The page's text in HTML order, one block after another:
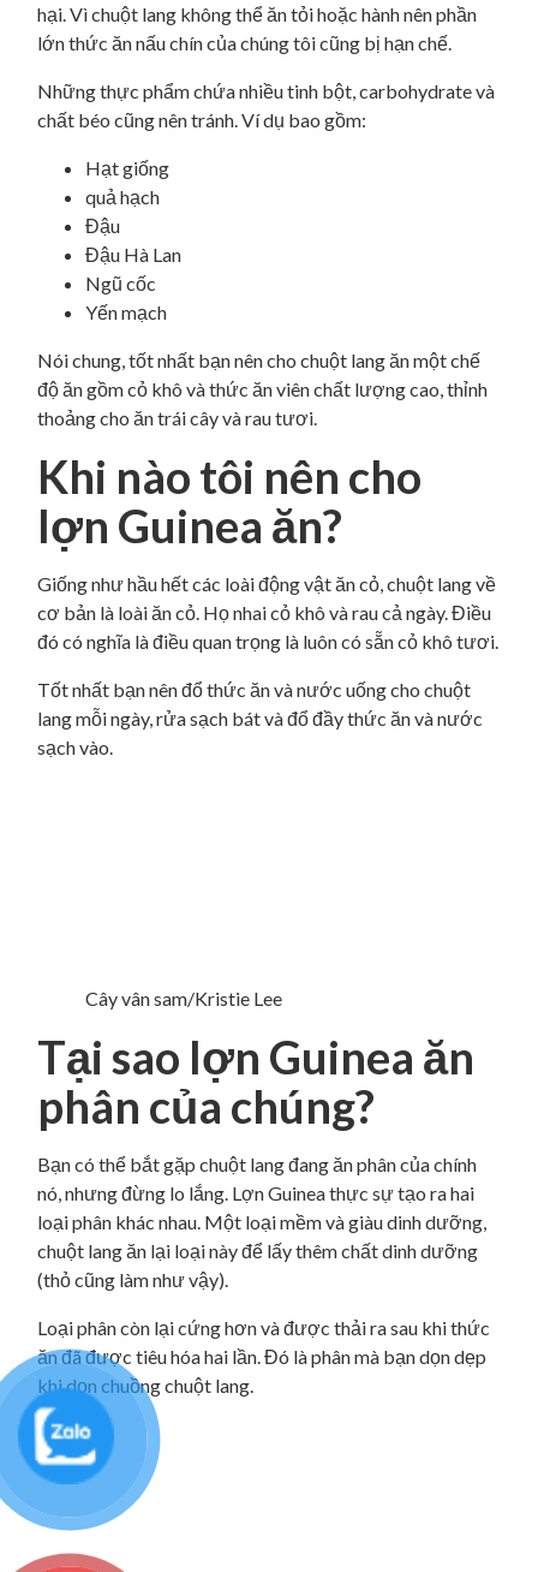
hại. Vì chuột lang không thể ăn tỏi hoặc hành nên phần
lớn thức ăn nấu chín của chúng tôi cũng bị hạn chế.
Những thực phẩm chứa nhiều tinh bột, carbohydrate và
chất béo cũng nên tránh. Ví dụ bao gồm:
Hạt giống
quả hạch
Đậu
Đậu Hà Lan
Ngũ cốc
Yến mạch
Nói chung, tốt nhất bạn nên cho chuột lang ăn một chế
độ ăn gồm cỏ khô và thức ăn viên chất lượng cao, thỉnh
thoảng cho ăn trái cây và rau tươi.
Khi nào tôi nên cho
lợn Guinea ăn?
Giống như hầu hết các loài động vật ăn cỏ, chuột lang về
cơ bản là loài ăn cỏ. Họ nhai cỏ khô và rau cả ngày. Điều
đó có nghĩa là điều quan trọng là luôn có sẵn cỏ khô tươi.
Tốt nhất bạn nên đổ thức ăn và nước uống cho chuột
lang mỗi ngày, rửa sạch bát và đổ đầy thức ăn và nước
sạch vào.
Cây vân sam/Kristie Lee
Tại sao lợn Guinea ăn
phân của chúng?
Bạn có thể bắt gặp chuột lang đang ăn phân của chính
nó, nhưng đừng lo lắng. Lợn Guinea thực sự tạo ra hai
loại phân khác nhau. Một loại mềm và giàu dinh dưỡng,
chuột lang ăn lại loại này để lấy thêm chất dinh dưỡng
(thỏ cũng làm như vậy).
Loại phân còn lại cứng hơn và được thải ra sau khi thức
ăn đã được tiêu hóa hai lần. Đó là phân mà bạn dọn dẹp
khi dọn chuồng chuột lang.